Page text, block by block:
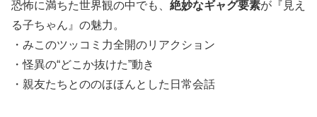
恐怖に満ちた世界観の中でも、 絶妙なギャグ要素が『見え
る子ちゃん』の魅力。
・みこのツッコミ力全開のリアクション
・怪異の“どこか抜けた”動き
・親友たちとののほほんとした日常会話